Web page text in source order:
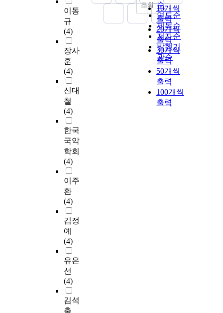
이동
규
(4)
장사
훈
(4)
신대
철
(4)
한국
국악
학회
(4)
이주
환
(4)
김정
예
(4)
유은
선
(4)
김석
출
순
연도순
제목순
저자순
발행기
관순
10개씩
출력
20개씩
출력
30개씩
출력
50개씩
출력
100개씩
출력
조회